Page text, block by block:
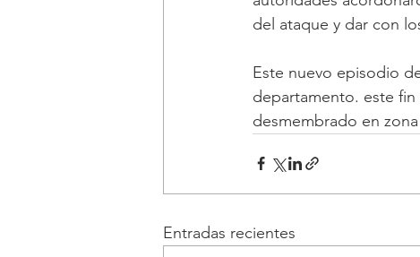
del ataque y dar con
Este nuevo episodio
departamento. este
desmembrado en
Entradas recientes